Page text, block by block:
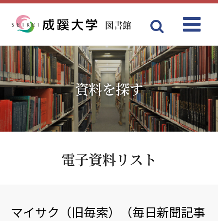
図書館
資料を探す
電子資料リスト
マイサク（旧毎索）（毎日新聞記事